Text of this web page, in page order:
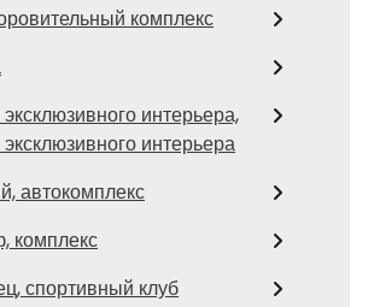
комплекс
интерьера,
интерьера
автокомплекс
комплекс
спортивный клуб